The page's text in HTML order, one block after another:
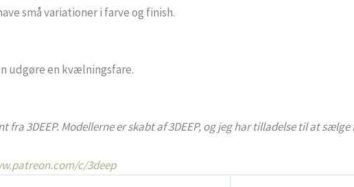
små variationer i farve og finish.
udgøre en kvælningsfare.
fra 3DEEP. Modellerne er skabt af 3DEEP, og jeg har tilladelse til at
c/3deep